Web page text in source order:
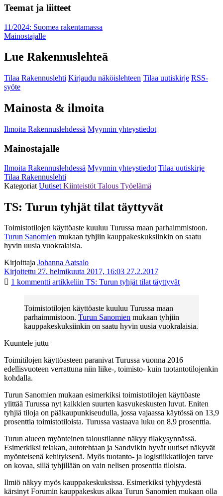
Teemat ja liitteet
11/2024: Suomea rakentamassa
Mainostajalle
Lue Rakennuslehteä
Tilaa Rakennuslehti Kirjaudu näköislehteen Tilaa uutiskirje RSS-
syöte
Mainosta & ilmoita
Ilmoita Rakennuslehdessä Myynnin yhteystiedot
Mainostajalle
Ilmoita Rakennuslehdessä Myynnin yhteystiedot Tilaa uutiskirje
Tilaa Rakennuslehti
Kategoriat Uutiset Kiinteistöt Talous Työelämä
TS: Turun tyhjät tilat täyttyvät
Toimistotilojen käyttöaste kuuluu Turussa maan parhaimmistoon.
Turun Sanomien mukaan tyhjiin kauppakeskuksiinkin on saatu
hyvin uusia vuokralaisia.
Kirjoittaja Johanna Aatsalo
Kirjoitettu 27. helmikuuta 2017, 16:03 27.2.2017
1 kommentti artikkeliin TS: Turun tyhjät tilat täyttyvät
Toimistotilojen käyttöaste kuuluu Turussa maan
parhaimmistoon. Turun Sanomien mukaan tyhjiin
kauppakeskuksiinkin on saatu hyvin uusia vuokralaisia.
Kuuntele juttu
Toimitilojen käyttöasteen paranivat Turussa vuonna 2016
edellisvuoteen verrattuna niin liike-, toimisto- kuin tuotantotilojenkin
kohdalla.
Turun Sanomien mukaan esimerkiksi toimistotilojen käyttöaste
ylittää Turussa nyt kaikkien suurten kasvukeskusten luvut. Eniten
tyhjiä tiloja on pääkaupunkiseudulla, jossa vajaassa käytössä on 13,9
prosenttia toimistotiloista. Turussa vastaava luku on 8,9 prosenttia.
Turun alueen myönteinen taloustilanne näkyy tilakysynnässä.
Esimerkiksi telakan, autotehtaan ja Sandvikin hyvät uutiset näkyvät
myönteisenä kehityksenä. Myös tuotanto- ja logistiikkatilojen tarve
on kovaa, sillä tyhjillään on vain nelisen prosenttia tiloista.
Ilmiö näkyy myös kauppakeskuksissa. Esimerkiksi tyhjyydestä
kärsinyt Forumin kauppakeskus alkaa Turun Sanomien mukaan olla